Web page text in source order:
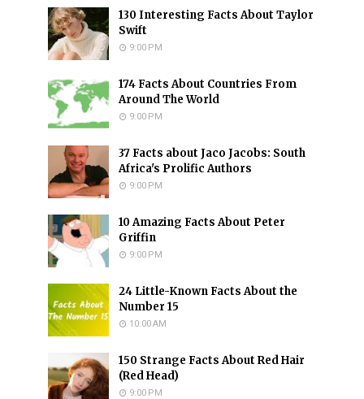
130 Interesting Facts About Taylor
Swift
9:00 PM
174 Facts About Countries From
Around The World
9:00 PM
37 Facts about Jaco Jacobs: South
Africa's Prolific Authors
9:00 PM
10 Amazing Facts About Peter
Griffin
9:00 PM
24 Little-Known Facts About the
Number 15
10:00 AM
150 Strange Facts About Red Hair
(Red Head)
9:00 PM